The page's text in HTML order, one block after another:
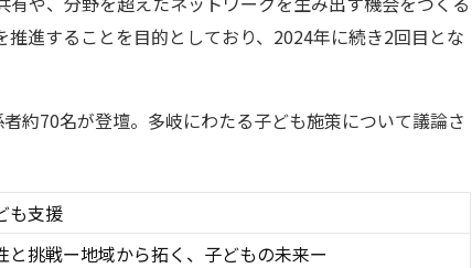
進することを目的としており、2024年に続き2回目とな
約70名が登壇。多岐にわたる子ども施策について議論さ
も支援
挑戦ー地域から拓く、子どもの未来ー